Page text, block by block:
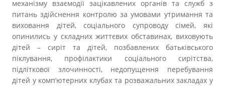
механізму взаємодії зацікавлених органів та служб з
питань здійснення контролю за умовами утримання та
виховання дітей, соціального супроводу сімей, які
опинились у складних життєвих обставинах, виховують
дітей – сиріт та дітей, позбавлених батьківського
піклування, профілактики соціального сирітства,
підліткової злочинності, недопущення перебування
дітей у комп’ютерних клубах та розважальних закладах у